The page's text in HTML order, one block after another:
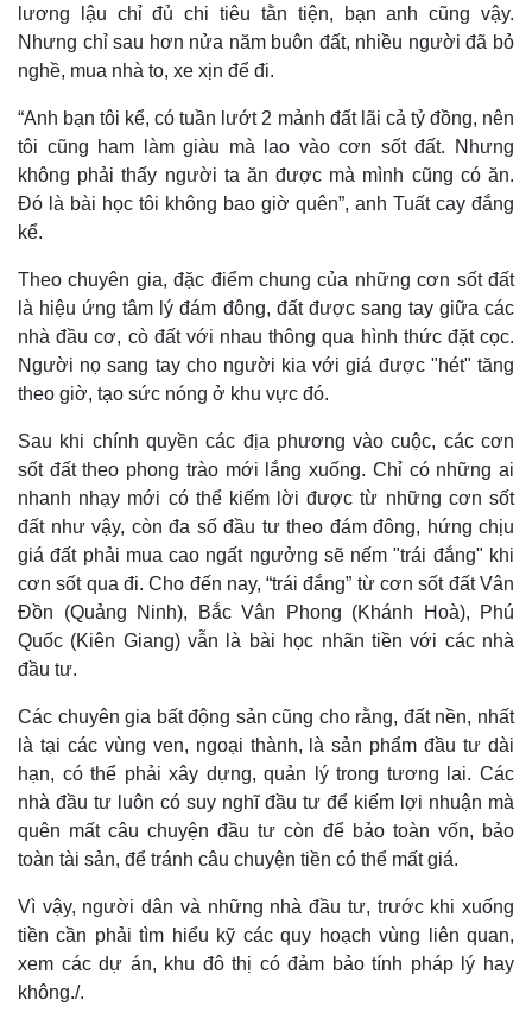
Quan sát
Cuộc sống đó đây
Hồ sơ
Video
Ảnh
lương lậu chỉ đủ chi tiêu tằn tiện, bạn anh cũng vậy.
Nhưng chỉ sau hơn nửa năm buôn đất, nhiều người đã bỏ
nghề, mua nhà to, xe xịn để đi.
“Anh bạn tôi kể, có tuần lướt 2 mảnh đất lãi cả tỷ đồng, nên
tôi cũng ham làm giàu mà lao vào cơn sốt đất. Nhưng
không phải thấy người ta ăn được mà mình cũng có ăn.
Đó là bài học tôi không bao giờ quên”, anh Tuất cay đắng
kể.
Theo chuyên gia, đặc điểm chung của những cơn sốt đất
là hiệu ứng tâm lý đám đông, đất được sang tay giữa các
nhà đầu cơ, cò đất với nhau thông qua hình thức đặt cọc.
Người nọ sang tay cho người kia với giá được "hét" tăng
theo giờ, tạo sức nóng ở khu vực đó.
Sau khi chính quyền các địa phương vào cuộc, các cơn
sốt đất theo phong trào mới lắng xuống. Chỉ có những ai
nhanh nhạy mới có thể kiếm lời được từ những cơn sốt
đất như vậy, còn đa số đầu tư theo đám đông, hứng chịu
giá đất phải mua cao ngất ngưởng sẽ nếm "trái đắng" khi
cơn sốt qua đi. Cho đến nay, “trái đắng” từ cơn sốt đất Vân
Đồn (Quảng Ninh), Bắc Vân Phong (Khánh Hoà), Phú
Quốc (Kiên Giang) vẫn là bài học nhãn tiền với các nhà
đầu tư.
Các chuyên gia bất động sản cũng cho rằng, đất nền, nhất
là tại các vùng ven, ngoại thành, là sản phẩm đầu tư dài
hạn, có thể phải xây dựng, quản lý trong tương lai. Các
nhà đầu tư luôn có suy nghĩ đầu tư để kiếm lợi nhuận mà
quên mất câu chuyện đầu tư còn để bảo toàn vốn, bảo
toàn tài sản, để tránh câu chuyện tiền có thể mất giá.
Vì vậy, người dân và những nhà đầu tư, trước khi xuống
tiền cần phải tìm hiểu kỹ các quy hoạch vùng liên quan,
xem các dự án, khu đô thị có đảm bảo tính pháp lý hay
không./.